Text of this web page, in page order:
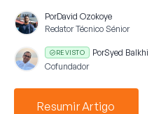
PorDavid Ozokoye
Redator Técnico Sénior
REVISTO PorSyed Balkhi
Cofundador
Resumir Artigo